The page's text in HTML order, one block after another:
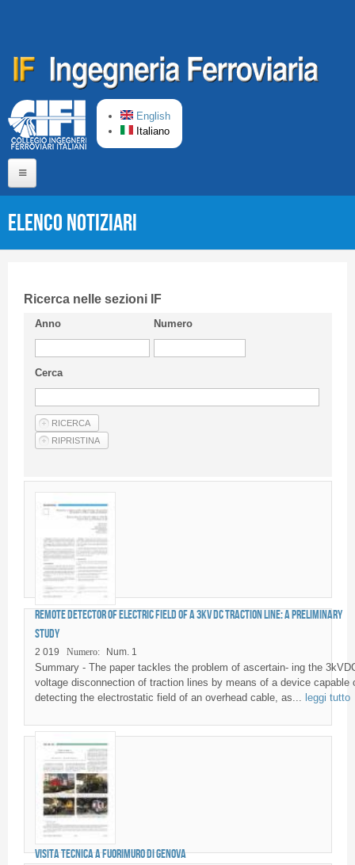
English
Italiano
CIFI in breve
Linee Guida
Privacy Policy
Articoli
Fornitori di prodotti e servizi
Elenco Notiziari
Ricerca nelle sezioni IF
Anno Numero
Cerca
Remote detector of electric field of a 3kV DC traction line: a preliminary
study
2 019 Numero: Num. 1
Summary - The paper tackles the problem of ascertain- ing the
voltage disconnection of traction lines by means of a device capable
detecting the electrostatic field of an overhead cable, as... leggi tutto
Visita tecnica a FuoriMuro di Genova